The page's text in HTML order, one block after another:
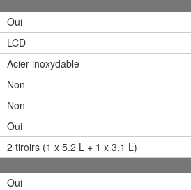
Oui
LCD
Acier inoxydable
Non
Non
Oui
2 tiroirs (1 x 5.2 L + 1 x 3.1 L)
Oui